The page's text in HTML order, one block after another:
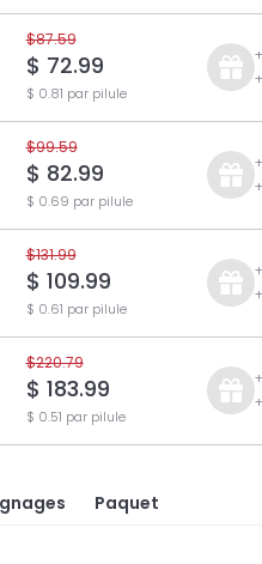
$87.59
$ 72.99
$ 0.81 par pilule
$99.59
$ 82.99
$ 0.69 par pilule
$131.99
$ 109.99
$ 0.61 par pilule
$220.79
$ 183.99
$ 0.51 par pilule
Paquet